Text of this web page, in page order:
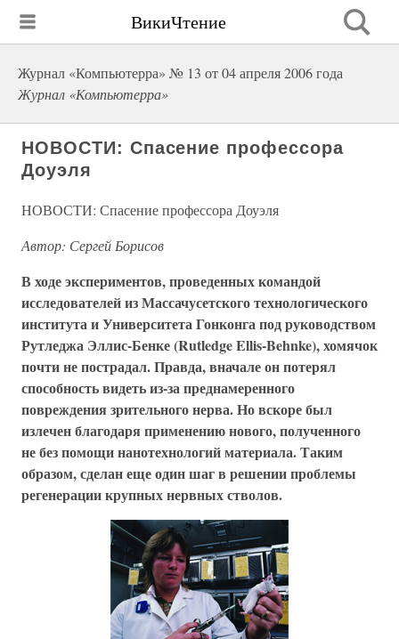
ВикиЧтение
Журнал «Компьютерра» № 13 от 04 апреля 2006 года
Журнал «Компьютерра»
НОВОСТИ: Спасение профессора
Доуэля
НОВОСТИ: Спасение профессора Доуэля
Автор: Сергей Борисов
В ходе экспериментов, проведенных командой
исследователей из Массачусетского технологического
института и Университета Гонконга под руководством
Рутледжа Эллис-Бенке (Rutledge Ellis-Behnke), хомячок
почти не пострадал. Правда, вначале он потерял
способность видеть из-за преднамеренного
повреждения зрительного нерва. Но вскоре был
излечен благодаря применению нового, полученного
не без помощи нанотехнологий материала. Таким
образом, сделан еще один шаг в решении проблемы
регенерации крупных нервных стволов.